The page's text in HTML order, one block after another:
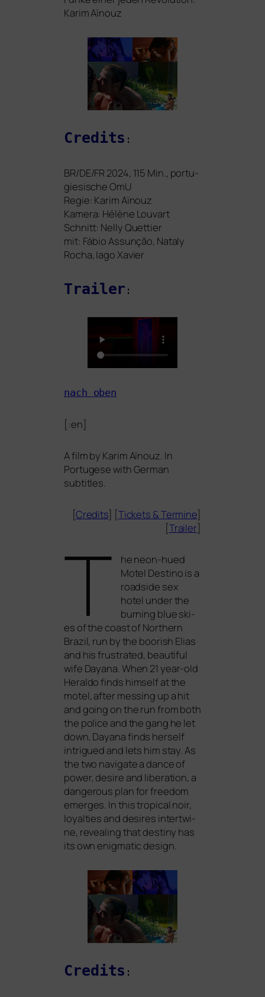
Karim Aïnouz
Credits :
BR/DE/FR2024, 115 Min., por­tu­
gie­si­sche OmU
Regie: Karim Aïnouz
Kamera: Hélène Louvart
Schnitt: Nelly Quettier
mit: Fábio Assunção, Nataly
Rocha, Iago Xavier
Trailer :
nach oben
[:en]
A film by Karim Aïnouz. In
Portugese with German
subtitles.
[Credits] [Tickets &Termine]
[Trailer]
T
he neon-hued
Motel Destino is a
roadsi­de sex
hotel under the
bur­ning blue ski­
es of the coast of Northern
Brazil, run by the boo­rish Elias
and his frus­tra­ted, beau­tiful
wife Dayana. When 21 year-old
Heraldo finds hims­elf at the
motel, after mes­sing up a hit
and going on the run from both
the poli­ce and the gang he let
down, Dayana finds hers­elf
intrigued and lets him stay. As
the two navi­ga­te a dance of
power, desi­re and libe­ra­ti­on, a
dan­ge­rous plan for free­dom
emer­ges. In this tro­pi­cal noir,
loyal­ties and desi­res intert­wi­
ne, reve­al­ing that desti­ny has
its own enig­ma­tic design.
Credits :